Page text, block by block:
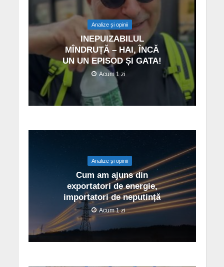
Analize și opinii
INEPUIZABILUL
MÎNDRUȚĂ – HAI, ÎNCĂ
UN UN EPISOD ȘI GATA!
Acum 1 zi
Analize și opinii
Cum am ajuns din
exportatori de energie,
importatori de neputință
Acum 1 zi